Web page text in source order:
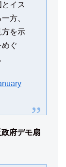
イス
方、
方を示
めぐ
府デモ扇